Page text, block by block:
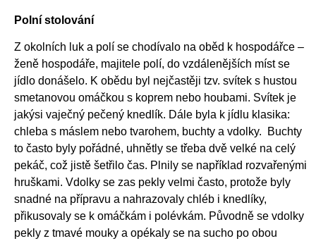
Polní stolování
Z okolních luk a polí se chodívalo na oběd k hospodářce –
ženě hospodáře, majitele polí, do vzdálenějších míst se
jídlo donášelo. K obědu byl nejčastěji tzv. svítek s hustou
smetanovou omáčkou s koprem nebo houbami. Svítek je
jakýsi vaječný pečený knedlík. Dále byla k jídlu klasika:
chleba s máslem nebo tvarohem, buchty a vdolky. Buchty
to často byly pořádné, uhnětly se třeba dvě velké na celý
pekáč, což jistě šetřilo čas. Plnily se například rozvařenými
hruškami. Vdolky se zas pekly velmi často, protože byly
snadné na přípravu a nahrazovaly chléb i knedlíky,
přikusovaly se k omáčkám i polévkám. Původně se vdolky
pekly z tmavé mouky a opékaly se na sucho po obou